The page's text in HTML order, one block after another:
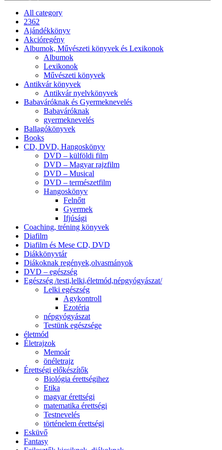
All category
2362
Ajándékkönyv
Akcióregény
Albumok, Művészeti könyvek és Lexikonok
Albumok
Lexikonok
Művészeti könyvek
Antikvár könyvek
Antikvár nyelvkönyvek
Babaváróknak és Gyermeknevelés
Babaváróknak
gyermeknevelés
Ballagókönyvek
Books
CD, DVD, Hangoskönyv
DVD – külföldi film
DVD – Magyar rajzfilm
DVD – Musical
DVD – természetfilm
Hangoskönyv
Felnőtt
Gyermek
Ifjúsági
Coaching, tréning könyvek
Diafilm
Diafilm és Mese CD, DVD
Diákkönyvtár
Diákoknak regények,olvasmányok
DVD – egészség
Egészség /testi,lelki,életmód,népgyógyászat/
Lelki egészség
Agykontroll
Ezotéria
népgyógyászat
Testünk egészsége
életmód
Életrajzok
Memoár
önéletrajz
Érettségi előkészítők
Biológia érettségihez
Etika
magyar érettségi
matematika érettségi
Testnevelés
történelem érettségi
Esküvő
Fantasy